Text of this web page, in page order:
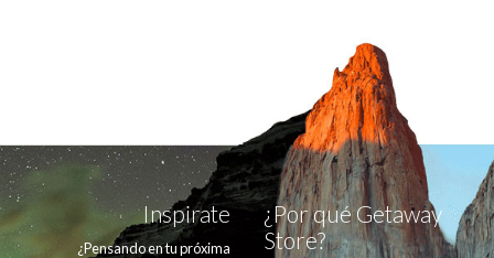
Inspirate
¿Pensando en tu próxima
¿Por qué Getaway
Store?